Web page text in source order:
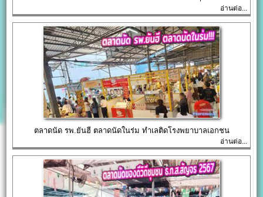
อ่านต่อ...
ตลาดนัด รพ.ยันฮี ตลาดนัดในร่ม ทำเลติดโรงพยาบาลเอกชน
อ่านต่อ...